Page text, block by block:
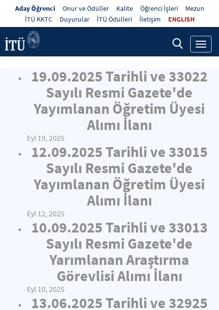
Aday Öğrenci Onur ve Ödüller Kalite Öğrenci İşleri
Mezun
İTÜ KKTC
Duyurular İTÜ Ödülleri İletişim ENGLISH
19.09.2025 Tarihli ve 33022
Sayılı Resmi Gazete'de
Yayımlanan Öğretim Üyesi
Alımı İlanı
Eyl 19, 2025
12.09.2025 Tarihli ve 33015
Sayılı Resmi Gazete'de
Yayımlanan Öğretim Üyesi
Alımı İlanı
Eyl 12, 2025
10.09.2025 Tarihli ve 33013
Sayılı Resmi Gazete'de
Yarımlanan Araştırma
Görevlisi Alımı İlanı
Eyl 10, 2025
13.06.2025 Tarihli ve 32925